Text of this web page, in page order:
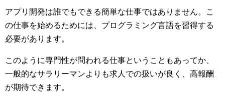
アプリ開発は誰でもできる簡単な仕事ではありません。こ
の仕事を始めるためには、プログラミング言語を習得する
必要があります。
このように専門性が問われる仕事ということもあってか、
一般的なサラリーマンよりも求人での扱いが良く、高報酬
が期待できます。